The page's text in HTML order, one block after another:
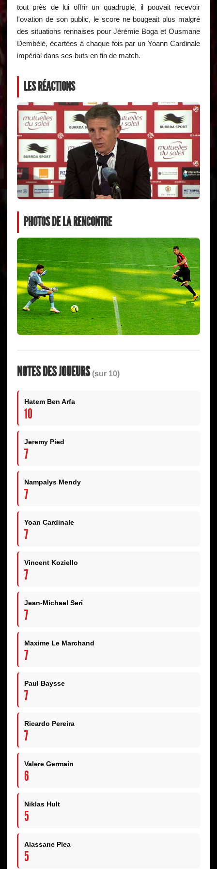
tout près de lui offrir un quadruplé, il pouvait recevoir
l'ovation de son public, le score ne bougeait plus malgré
des situations rennaises pour Jérémie Boga et Ousmane
Dembélé, écartées à chaque fois par un Yoann Cardinale
impérial dans ses buts en fin de match.
LES RÉACTIONS
PHOTOS DE LA RENCONTRE
NOTES DES JOUEURS (sur 10)
Hatem Ben Arfa
10
Jeremy Pied
7
Nampalys Mendy
7
Yoan Cardinale
7
Vincent Koziello
7
Jean-Michael Seri
7
Maxime Le Marchand
7
Paul Baysse
7
Ricardo Pereira
7
Valere Germain
6
Niklas Hult
5
Alassane Plea
5